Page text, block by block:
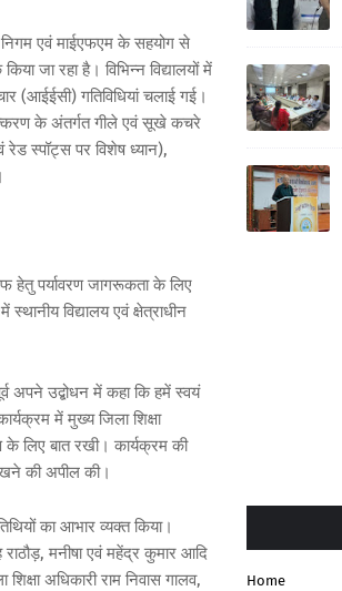
एवं माईएफएम के सहयोग से
जा रहा है। विभिन्न विद्यालयों में
(आईईसी) गतिविधियां चलाई गई।
के अंतर्गत गीले एवं सूखे कचरे
स्पॉट्स पर विशेष ध्यान),
हेतु पर्यावरण जागरूकता के लिए
विद्यालय एवं क्षेत्राधीन
अपने उद्बोधन में कहा कि हमें स्वयं
में मुख्य जिला शिक्षा
लिए बात रखी। कार्यक्रम की
की अपील की।
का आभार व्यक्त किया।
मनीषा एवं महेंद्र कुमार आदि
अधिकारी राम निवास गालव,
Home